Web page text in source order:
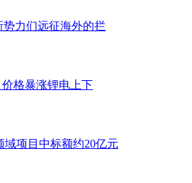
势力们远征海外的拦
价格暴涨锂电上下
域项目中标额约20亿元